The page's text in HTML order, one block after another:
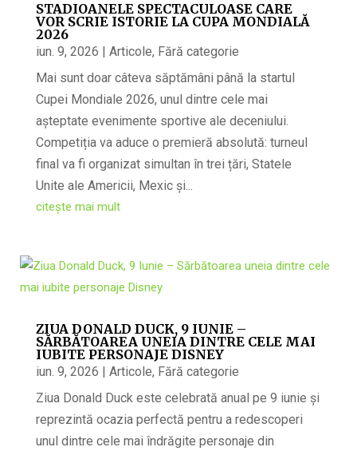
STADIOANELE SPECTACULOASE CARE
VOR SCRIE ISTORIE LA CUPA MONDIALĂ
2026
iun. 9, 2026 | Articole, Fără categorie
Mai sunt doar câteva săptămâni până la startul
Cupei Mondiale 2026, unul dintre cele mai
așteptate evenimente sportive ale deceniului.
Competiția va aduce o premieră absolută: turneul
final va fi organizat simultan în trei țări, Statele
Unite ale Americii, Mexic și...
citește mai mult
ZIUA DONALD DUCK, 9 IUNIE –
SĂRBĂTOAREA UNEIA DINTRE CELE MAI
IUBITE PERSONAJE DISNEY
iun. 9, 2026 | Articole, Fără categorie
Ziua Donald Duck este celebrată anual pe 9 iunie și
reprezintă ocazia perfectă pentru a redescoperi
unul dintre cele mai îndrăgite personaje din